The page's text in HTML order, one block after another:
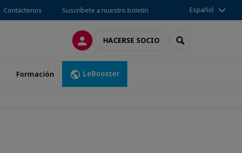
Contáctenos Suscríbete a nuestro boletín Español
CONECTARSE
HACERSE SOCIO SEARCH
Formación LeBooster